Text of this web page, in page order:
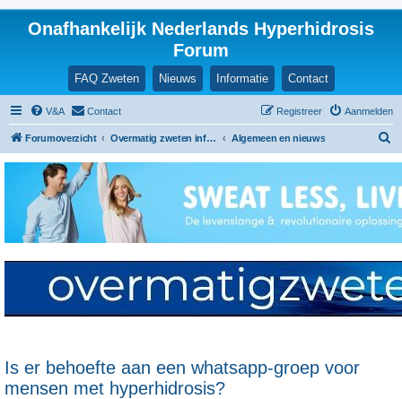
Onafhankelijk Nederlands Hyperhidrosis
Forum
FAQ Zweten Nieuws Informatie Contact
V&A Contact Aanmelden
Registreer
Forumoverzicht Overmatig zweten informatie en ervaringen Algemeen en nieuws
k
Is er behoefte aan een whatsapp-groep voor
mensen met hyperhidrosis?